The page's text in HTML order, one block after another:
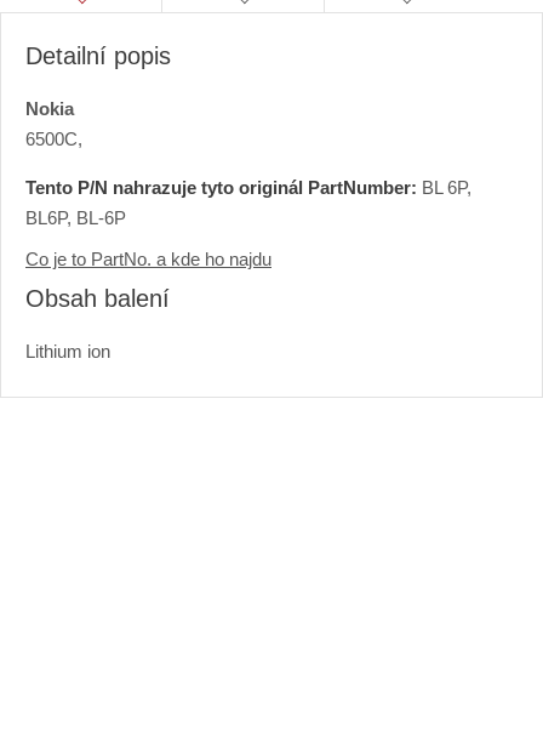
Detailní popis
Nokia
6500C,
Tento P/N nahrazuje tyto originál PartNumber: BL 6P,
BL6P, BL-6P
Co je to PartNo. a kde ho najdu
Obsah balení
Lithium ion